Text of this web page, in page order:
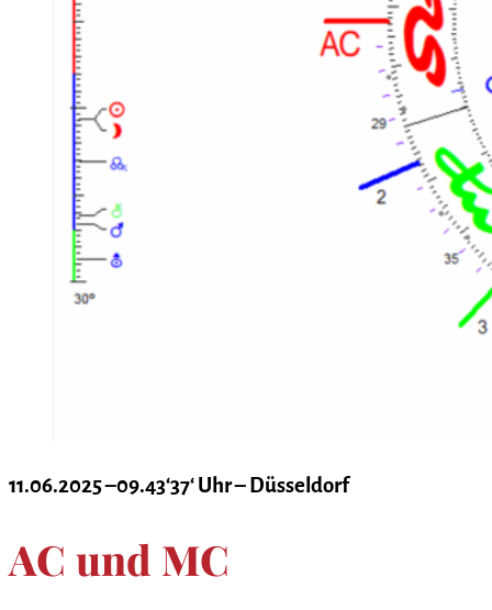
11.06.2025 –09.43‘37‘ Uhr – Düsseldorf
AC und MC